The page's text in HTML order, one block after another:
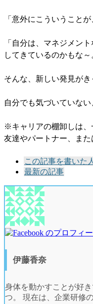
「意外にこういうこと
「自分は、マネジメン
してきているのかもな～
そんな、新しい発見がき
自分でも気づいていな
※キャリアの棚卸しは、
友達やパートナー、ま
following
tabs
change
content
below.
この記事を書いた人
最新の記事
伊藤香奈
身体を動かすことが好
つ。 現在は、企業研修